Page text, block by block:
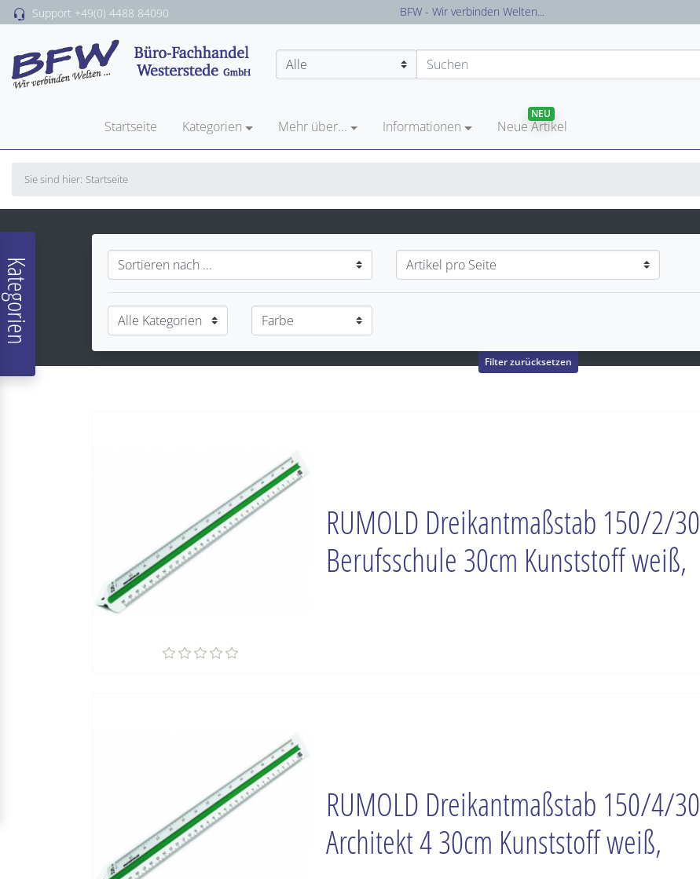
Support +49(0) 4488 84090 Versandkostenfreie Lieferung in Deutschland
Startseite Kategorien Mehr über... Informationen Neue Artikel
NEU
Sie sind hier: Startseite
Filter zurücksetzen
RUMOLD Dreikantmaßstab 150/2/30
Berufsschule 30cm Kunststoff weiß,
RUMOLD Dreikantmaßstab 150/4/30
Architekt 4 30cm Kunststoff weiß,
Kategorien